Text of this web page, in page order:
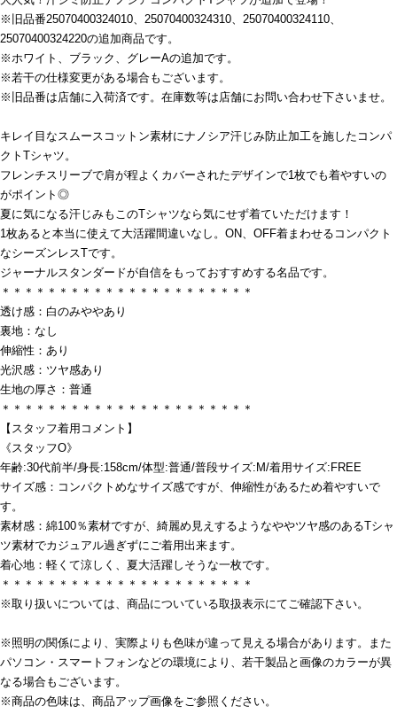
※旧品番25070400324010、25070400324310、25070400324110、
25070400324220の追加商品です。
※ホワイト、ブラック、グレーAの追加です。
※若干の仕様変更がある場合もございます。
※旧品番は店舗に入荷済です。在庫数等は店舗にお問い合わせ下さいませ。
キレイ目なスムースコットン素材にナノシア汗じみ防止加工を施したコンパ
クトTシャツ。
フレンチスリーブで肩が程よくカバーされたデザインで1枚でも着やすいの
がポイント◎
夏に気になる汗じみもこのTシャツなら気にせず着ていただけます！
1枚あると本当に使えて大活躍間違いなし。ON、OFF着まわせるコンパクト
なシーズンレスTです。
ジャーナルスタンダードが自信をもっておすすめする名品です。
＊＊＊＊＊＊＊＊＊＊＊＊＊＊＊＊＊＊＊＊＊＊
透け感：白のみややあり
裏地：なし
伸縮性：あり
光沢感：ツヤ感あり
生地の厚さ：普通
＊＊＊＊＊＊＊＊＊＊＊＊＊＊＊＊＊＊＊＊＊＊
【スタッフ着用コメント】
《スタッフO》
年齢:30代前半/身長:158cm/体型:普通/普段サイズ:M/着用サイズ:FREE
サイズ感：コンパクトめなサイズ感ですが、伸縮性があるため着やすいで
す。
素材感：綿100％素材ですが、綺麗め見えするようなややツヤ感のあるTシャ
ツ素材でカジュアル過ぎずにご着用出来ます。
着心地：軽くて涼しく、夏大活躍しそうな一枚です。
＊＊＊＊＊＊＊＊＊＊＊＊＊＊＊＊＊＊＊＊＊＊
※取り扱いについては、商品についている取扱表示にてご確認下さい。
※照明の関係により、実際よりも色味が違って見える場合があります。また
パソコン・スマートフォンなどの環境により、若干製品と画像のカラーが異
なる場合もございます。
※商品の色味は、商品アップ画像をご参照ください。